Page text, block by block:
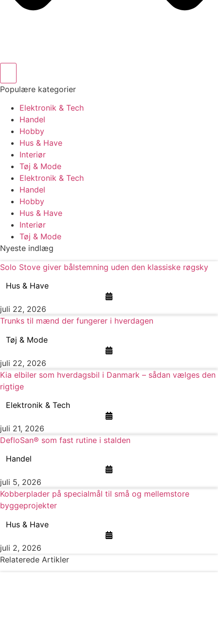
Populære kategorier
Elektronik & Tech
Handel
Hobby
Hus & Have
Interiør
Tøj & Mode
Elektronik & Tech
Handel
Hobby
Hus & Have
Interiør
Tøj & Mode
Nyeste indlæg
Solo Stove giver bålstemning uden den klassiske røgsky
Hus & Have
juli 22, 2026
Trunks til mænd der fungerer i hverdagen
Tøj & Mode
juli 22, 2026
Kia elbiler som hverdagsbil i Danmark – sådan vælges den
rigtige
Elektronik & Tech
juli 21, 2026
DefloSan® som fast rutine i stalden
Handel
juli 5, 2026
Kobberplader på specialmål til små og mellemstore
byggeprojekter
Hus & Have
juli 2, 2026
Relaterede Artikler